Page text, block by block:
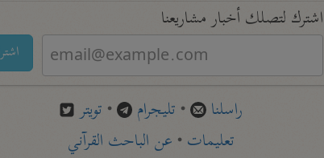
اشترك لتصلك أخبار مشاريعنا
راسلنا • تليجرام • تويتر
تعليمات• عن الباحث القرآني